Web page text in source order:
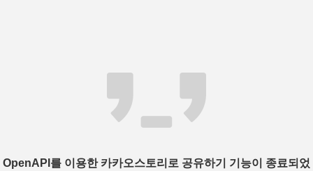
OpenAPI를 이용한 카카오스토리로 공유하기 기능이 종료되었